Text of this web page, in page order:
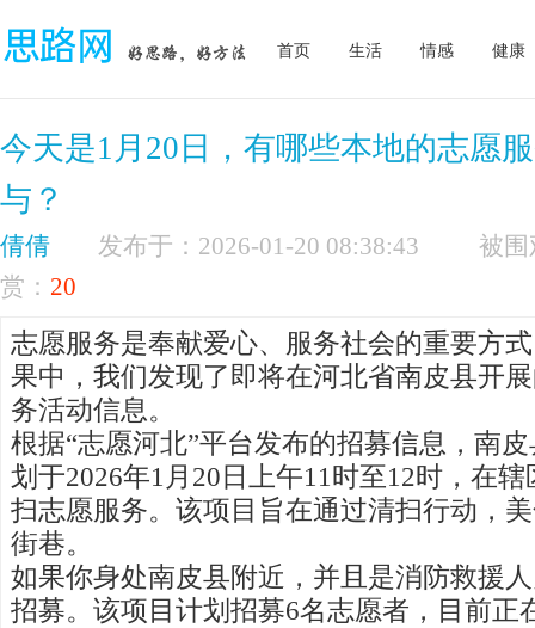
首页 生活 情感 健康
今天是1月20日，有哪些本地的志愿
与？
倩倩 发布于：2026-01-20 08:38:43
赏： 20
志愿服务是奉献爱心、服务社会的重要方
果中，我们发现了即将在河北省南皮县开
务活动信息。
根据“志愿河北”平台发布的招募信息，南
划于2026年1月20日上午11时至12时，在
扫志愿服务。该项目旨在通过清扫行动，
街巷。
如果你身处南皮县附近，并且是消防救援
招募。该项目计划招募6名志愿者，目前正